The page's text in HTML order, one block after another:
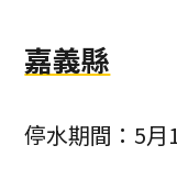
嘉義縣
停水期間：5月